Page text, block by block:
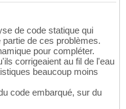
de code statique qui
de ces problèmes.
pour compléter.
corrigeaient au fil de l'eau
beaucoup moins
code embarqué, sur du